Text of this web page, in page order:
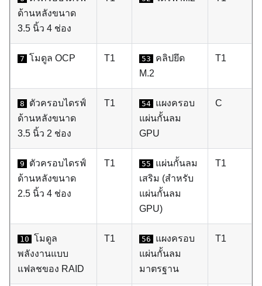
ด้านหลังขนาด
3.5 นิ้ว 4 ช่อง
7 โมดูล OCP T1 53
คลิปยึด
M.2
T1
8
ตัวครอบไดรฟ์
ด้านหลังขนาด
3.5 นิ้ว 2 ช่อง
T1 54 แผงครอบ
แผ่นกั้นลม
GPU
C
9
ตัวครอบไดรฟ์
ด้านหลังขนาด
2.5 นิ้ว 4 ช่อง
T1 55
แผ่นกั้นลม
เสริม (สำหรับ
แผ่นกั้นลม
GPU)
T1
10 โมดูล
พลังงานแบบ
แฟลชของ RAID
T1 56
แผงครอบ
แผ่นกั้นลม
มาตรฐาน
T1